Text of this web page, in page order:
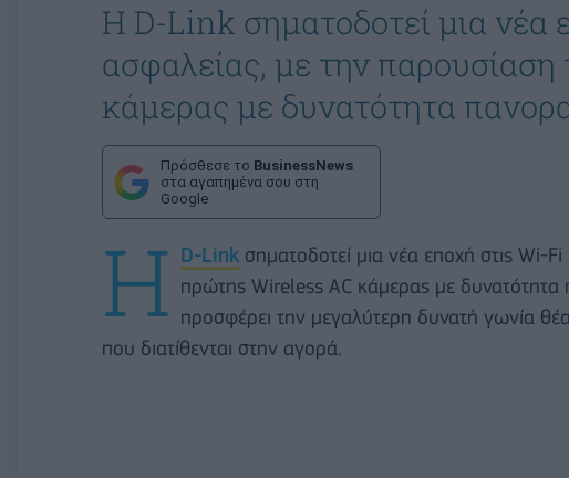
Η D-Link σηματοδοτεί μια νέα
ασφαλείας, με την
κάμερας με δυνατότητα
Πρόσθεσε το BusinessNews
στα αγαπημένα σου στη
Google
Η D-Link σηματοδοτεί μια νέα εποχή στις Wi-
πρώτης Wireless AC κάμερας με
προσφέρει την μεγαλύτερη δυνατή γωνία
που διατίθενται στην αγορά.